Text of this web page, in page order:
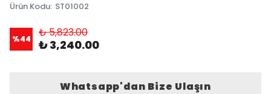
Ürün Kodu: ST01002
%44 ₺ 5,823.00
₺ 3,240.00
Whatsapp'dan Bize Ulaşın